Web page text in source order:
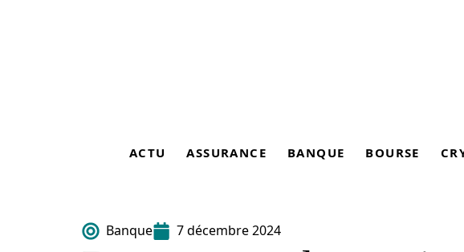
ACTU ASSURANCE BANQUE BOURSE
Banque 7 décembre 2024